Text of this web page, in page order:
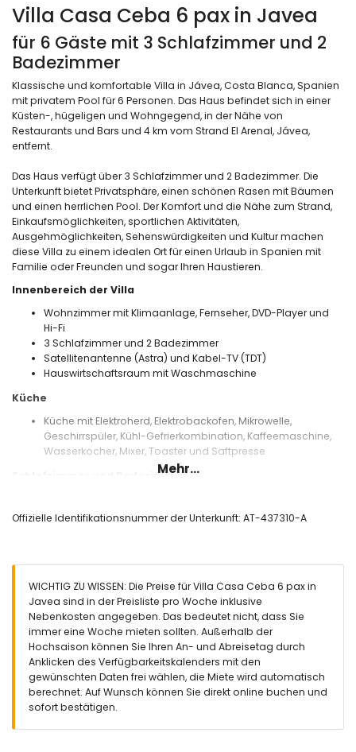
Villa Casa Ceba 6 pax in Javea
für 6 Gäste mit 3 Schlafzimmer und 2
Badezimmer
Klassische und komfortable Villa in Jávea, Costa Blanca, Spanien
mit privatem Pool für 6 Personen. Das Haus befindet sich in einer
Küsten-, hügeligen und Wohngegend, in der Nähe von
Restaurants und Bars und 4 km vom Strand El Arenal, Jávea,
entfernt.
Das Haus verfügt über 3 Schlafzimmer und 2 Badezimmer. Die
Unterkunft bietet Privatsphäre, einen schönen Rasen mit Bäumen
und einen herrlichen Pool. Der Komfort und die Nähe zum Strand,
Einkaufsmöglichkeiten, sportlichen Aktivitäten,
Ausgehmöglichkeiten, Sehenswürdigkeiten und Kultur machen
diese Villa zu einem idealen Ort für einen Urlaub in Spanien mit
Familie oder Freunden und sogar Ihren Haustieren.
Innenbereich der Villa
Wohnzimmer mit Klimaanlage, Fernseher, DVD-Player und
Hi-Fi
3 Schlafzimmer und 2 Badezimmer
Satellitenantenne (Astra) und Kabel-TV (TDT)
Hauswirtschaftsraum mit Waschmaschine
Küche
Küche mit Elektroherd, Elektrobackofen, Mikrowelle,
Geschirrspüler, Kühl-Gefrierkombination, Kaffeemaschine,
Wasserkocher, Mixer, Toaster und Saftpresse
Schlafzimmer und Badezimmer
180 cm) und Ventilator
2 Badezimmer mit jeweils Einzelwaschbecken, Dusche und
Toilette
Außenbereich der Villa
Umzäuntes Grundstück
Privater Pool mit den Maßen 8 m x 4 m und 2 m tief
Schöner Rasen mit Bäumen und Gartenmöbeln mit
Sonnenliegen
2 Terrassen, eine davon überdacht
Grill
Mehr...
Offizielle Identifikationsnummer der Unterkunft: AT-437310-A
WICHTIG ZU WISSEN: Die Preise für Villa Casa Ceba 6 pax in
Javea sind in der Preisliste pro Woche inklusive
Nebenkosten angegeben. Das bedeutet nicht, dass Sie
immer eine Woche mieten sollten. Außerhalb der
Hochsaison können Sie Ihren An- und Abreisetag durch
Anklicken des Verfügbarkeitskalenders mit den
gewünschten Daten frei wählen, die Miete wird automatisch
berechnet. Auf Wunsch können Sie direkt online buchen und
sofort bestätigen.